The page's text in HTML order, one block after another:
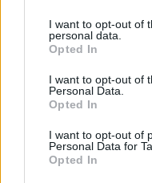
not limited to your visit
grant or deny consent
use your data for below
consent section.
I want to opt-out of
personal data.
Opted In
I want to opt-out of
Personal Data.
Opted In
I want to opt-out of
Personal Data for
Opted In
amint a Le Mans-i 24
harmadára.